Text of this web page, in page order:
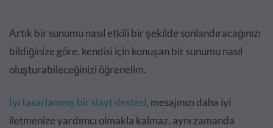
Artık bir sunumu nasıl etkili bir şekilde sonlandıracağınızı
bildiğinize göre, kendisi için konuşan bir sunumu nasıl
oluşturabileceğinizi öğrenelim.
İyi tasarlanmış bir slayt destesi, mesajınızı daha iyi
iletmenize yardımcı olmakla kalmaz, aynı zamanda